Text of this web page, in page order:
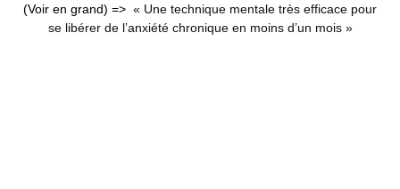
(Voir en grand) => « Une technique mentale très efficace pour
se libérer de l’anxiété chronique en moins d’un mois »